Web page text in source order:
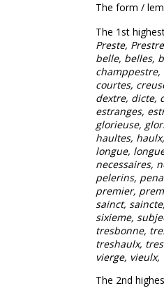
The form /
The 1st
Preste,
belle, belles,
courtes,
dextre, dicte,
estranges,
glorieuse,
haultes,
longue,
necessaires,
pelerins,
premier,
sainct,
sixieme,
tresbonne,
treshaulx,
vierge, vieulx,
The 2nd